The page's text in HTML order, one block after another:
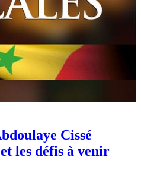
Cissé
les défis à venir